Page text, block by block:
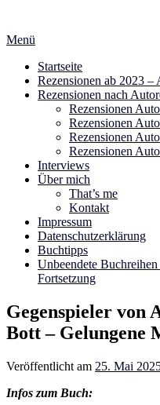
springen
Menü
Startseite
Rezensionen ab 2023 –
Rezensionen nach
Rezensionen
Rezensionen
Rezensionen
Rezensionen
Interviews
Über mich
That’s me
Kontakt
Impressum
Datenschutzerklärung
Buchtipps
Unbeendete
Fortsetzung
Gegenspieler von
Bott – Gelungene
Veröffentlicht am 25. Mai
Infos zum Buch: